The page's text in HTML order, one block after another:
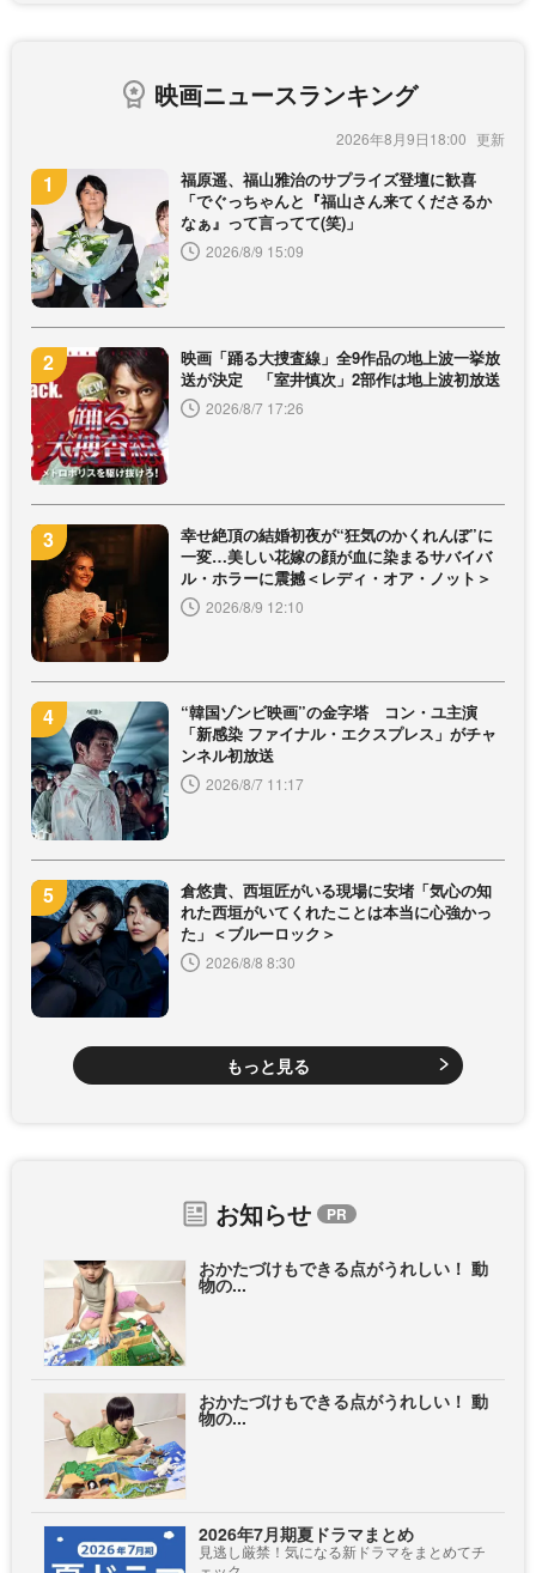
映画ニュースランキング
2026年8月9日18:00
福原遥、福山雅治のサプライズ登壇に歓喜
「でぐっちゃんと『福山さん来てくださるか
なぁ』って言ってて(笑)」
2026/8/9 15:09
映画「踊る大捜査線」全9作品の地上波一挙放
送が決定 「室井慎次」2部作は地上波初放送
2026/8/7 17:26
幸せ絶頂の結婚初夜が“狂気のかくれんぼ”に
一変…美しい花嫁の顔が血に染まるサバイバ
ル・ホラーに震撼＜レディ・オア・ノット＞
2026/8/9 12:10
“韓国ゾンビ映画”の金字塔 コン・ユ主演
「新感染 ファイナル・エクスプレス」がチャ
ンネル初放送
2026/8/7 11:17
倉悠貴、西垣匠がいる現場に安堵「気心の知
れた西垣がいてくれたことは本当に心強かっ
た」＜ブルーロック＞
2026/8/8 8:30
もっと見る
お知らせ
おかたづけもできる点がうれしい！ 動
物の...
おかたづけもできる点がうれしい！ 動
物の...
2026年7月期夏ドラマまとめ
見逃し厳禁！気になる新ドラマをまとめてチ